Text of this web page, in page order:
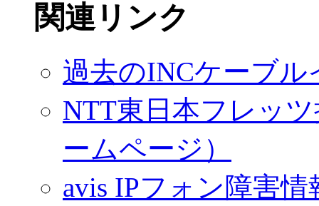
関連リンク
過去のINCケーブ
NTT東日本フレッ
ームページ）
avis IPフォン障害